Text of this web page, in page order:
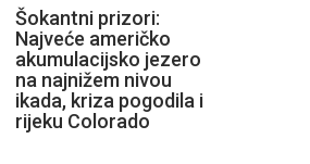
Šokantni prizori:
Najveće američko
akumulacijsko jezero
na najnižem nivou
ikada, kriza pogodila i
rijeku Colorado